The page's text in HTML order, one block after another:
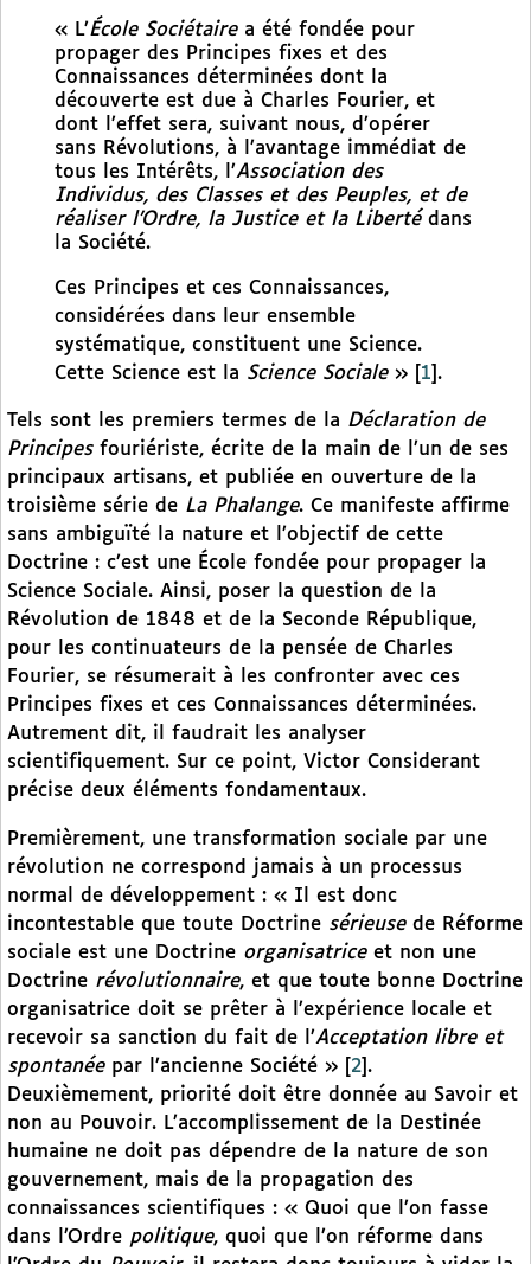
« L’École Sociétairea été fondée pour
propager des Principes fixes et des
Connaissances déterminées dont la
découverte est due à Charles Fourier, et
dont l’effet sera, suivant nous, d’opérer
sans Révolutions, à l’avantage immédiat de
tous les Intérêts, l’Association des
Individus, des Classes et des Peuples, et de
réaliser l’Ordre, la Justice et la Libertédans
la Société.
Ces Principes et ces Connaissances,
considérées dans leur ensemble
systématique, constituent une Science.
Cette Science est la Science Sociale» 1 .
Tels sont les premiers termes de la Déclaration de
Principesfouriériste, écrite de la main de l’un de ses
principaux artisans, et publiée en ouverture de la
troisième série de La Phalange. Ce manifeste affirme
sans ambiguïté la nature et l’objectif de cette
Doctrine : c’est une École fondée pour propager la
Science Sociale. Ainsi, poser la question de la
Révolution de 1848 et de la Seconde République,
pour les continuateurs de la pensée de Charles
Fourier, se résumerait à les confronter avec ces
Principes fixes et ces Connaissances déterminées.
Autrement dit, il faudrait les analyser
scientifiquement. Sur ce point, Victor Considerant
précise deux éléments fondamentaux.
Premièrement, une transformation sociale par une
révolution ne correspond jamais à un processus
normal de développement : « Il est donc
incontestable que toute Doctrine sérieusede Réforme
sociale est une Doctrine organisatriceet non une
Doctrine révolutionnaire, et que toute bonne Doctrine
organisatrice doit se prêter à l’expérience locale et
recevoir sa sanction du fait de l’Acceptation libre et
spontanéepar l’ancienne Société » 2 .
Deuxièmement, priorité doit être donnée au Savoir et
non au Pouvoir. L’accomplissement de la Destinée
humaine ne doit pas dépendre de la nature de son
gouvernement, mais de la propagation des
connaissances scientifiques : « Quoi que l’on fasse
dans l’Ordre politique, quoi que l’on réforme dans